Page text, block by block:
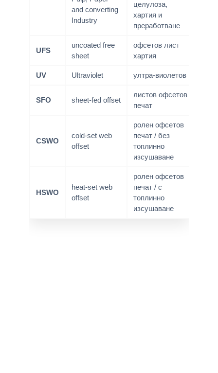
and converting
Industry
целулоза,
хартия и
преработване
UFS
uncoated free
sheet
офсетов лист
хартия
UV Ultraviolet ултра-виолетов
SFO sheet-fed offset
листов офсетов
печат
CSWO
cold-set web
offset
ролен офсетов
печат / без
топлинно
изсушаване
HSWO
heat-set web
offset
ролен офсетов
печат / с
топлинно
изсушаване